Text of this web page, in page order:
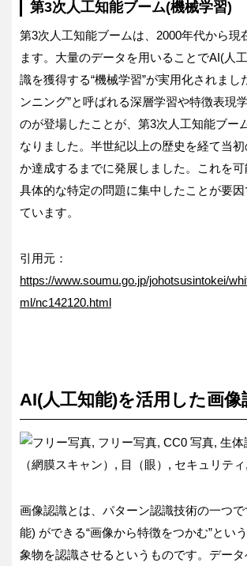
第3次人工知能ブーム(機械学習)
第3次人工知能ブームは、2000年代から現
ます。大量のデータを用いることでAI(人
識を獲得する“機械学習”が実用化されまし
ンニング”と呼ばれる深層学習や特徴表現
のが登場したことが、第3次人工知能ブー
なりました。半世紀以上の歴史を経て当
か達成するまでに発展しました。これを可
具体的な特定の問題に集中したことが要
ています。
引用元：
https://www.soumu.go.jp/johotsusintokei/
ml/nc142120.html
AI(人工知能)を活用した画像
画像認識とは、パターン認識技術の一つ
能) ができる“画像から特徴をつかむ”とい
象物を認識させるというものです。デー